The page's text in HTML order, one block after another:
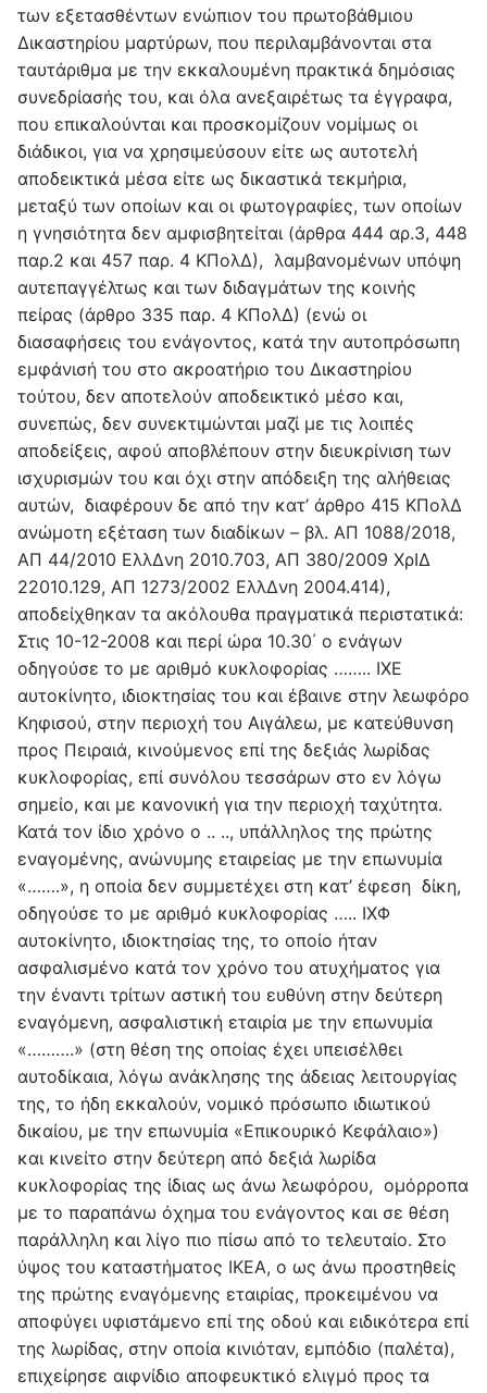
των εξετασθέντων ενώπιον του πρωτοβάθμιου
Δικαστηρίου μαρτύρων, που περιλαμβάνονται στα
ταυτάριθμα με την εκκαλουμένη πρακτικά δημόσιας
συνεδρίασής του, και όλα ανεξαιρέτως τα έγγραφα,
που επικαλούνται και προσκομίζουν νομίμως οι
διάδικοι, για να χρησιμεύσουν είτε ως αυτοτελή
αποδεικτικά μέσα είτε ως δικαστικά τεκμήρια,
μεταξύ των οποίων και οι φωτογραφίες, των οποίων
η γνησιότητα δεν αμφισβητείται (άρθρα 444 αρ.3, 448
παρ.2 και 457 παρ. 4 ΚΠολΔ), λαμβανομένων υπόψη
αυτεπαγγέλτως και των διδαγμάτων της κοινής
πείρας (άρθρο 335 παρ. 4 ΚΠολΔ) (ενώ οι
διασαφήσεις του ενάγοντος, κατά την αυτοπρόσωπη
εμφάνισή του στο ακροατήριο του Δικαστηρίου
τούτου, δεν αποτελούν αποδεικτικό μέσο και,
συνεπώς, δεν συνεκτιμώνται μαζί με τις λοιπές
αποδείξεις, αφού αποβλέπουν στην διευκρίνιση των
ισχυρισμών του και όχι στην απόδειξη της αλήθειας
αυτών, διαφέρουν δε από την κατ’ άρθρο 415 ΚΠολΔ
ανώμοτη εξέταση των διαδίκων – βλ. ΑΠ 1088/2018,
ΑΠ 44/2010 ΕλλΔνη 2010.703, ΑΠ 380/2009 ΧρΙΔ
22010.129, ΑΠ 1273/2002 ΕλλΔνη 2004.414),
αποδείχθηκαν τα ακόλουθα πραγματικά περιστατικά:
Στις 10-12-2008 και περί ώρα 10.30΄ ο ενάγων
οδηγούσε το με αριθμό κυκλοφορίας …….. ΙΧΕ
αυτοκίνητο, ιδιοκτησίας του και έβαινε στην λεωφόρο
Κηφισού, στην περιοχή του Αιγάλεω, με κατεύθυνση
προς Πειραιά, κινούμενος επί της δεξιάς λωρίδας
κυκλοφορίας, επί συνόλου τεσσάρων στο εν λόγω
σημείο, και με κανονική για την περιοχή ταχύτητα.
Κατά τον ίδιο χρόνο ο .. .., υπάλληλος της πρώτης
εναγομένης, ανώνυμης εταιρείας με την επωνυμία
«…….», η οποία δεν συμμετέχει στη κατ’ έφεση δίκη,
οδηγούσε το με αριθμό κυκλοφορίας ….. ΙΧΦ
αυτοκίνητο, ιδιοκτησίας της, το οποίο ήταν
ασφαλισμένο κατά τον χρόνο του ατυχήματος για
την έναντι τρίτων αστική του ευθύνη στην δεύτερη
εναγόμενη, ασφαλιστική εταιρία με την επωνυμία
«……….» (στη θέση της οποίας έχει υπεισέλθει
αυτοδίκαια, λόγω ανάκλησης της άδειας λειτουργίας
της, το ήδη εκκαλούν, νομικό πρόσωπο ιδιωτικού
δικαίου, με την επωνυμία «Επικουρικό Κεφάλαιο»)
και κινείτο στην δεύτερη από δεξιά λωρίδα
κυκλοφορίας της ίδιας ως άνω λεωφόρου, ομόρροπα
με το παραπάνω όχημα του ενάγοντος και σε θέση
παράλληλη και λίγο πιο πίσω από το τελευταίο. Στο
ύψος του καταστήματος IKEA, ο ως άνω προστηθείς
της πρώτης εναγόμενης εταιρίας, προκειμένου να
αποφύγει υφιστάμενο επί της οδού και ειδικότερα επί
της λωρίδας, στην οποία κινιόταν, εμπόδιο (παλέτα),
επιχείρησε αιφνίδιο αποφευκτικό ελιγμό προς τα